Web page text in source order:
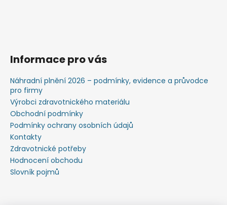
Informace pro vás
Náhradní plnění 2026 – podmínky, evidence a průvodce
pro firmy
Výrobci zdravotnického materiálu
Obchodní podmínky
Podmínky ochrany osobních údajů
Kontakty
Zdravotnické potřeby
Hodnocení obchodu
Slovník pojmů